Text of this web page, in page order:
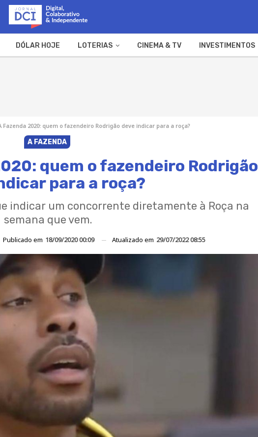
DÓLAR HOJE LOTERIAS CINEMA & TV INVESTIMENTOS
Fazenda 2020: quem o fazendeiro Rodrigão deve indicar para a roça?
A FAZENDA
quem o fazendeiro Rodrigão
para a roça?
indicar um concorrente diretamente à Roça na
semana que vem.
Publicado em 18/09/2020 00:09 Atualizado em 29/07/2022 08:55